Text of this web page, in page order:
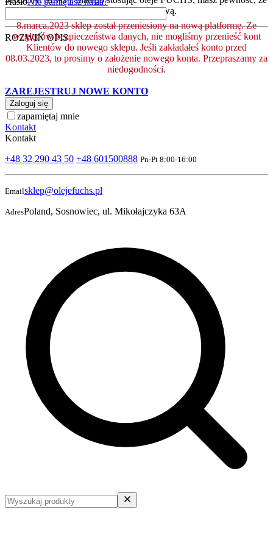
posiadają one jakość co najmniej serwisową.
ROZWIŃ OPIS
8.marca.2023 sklep został przeniesiony na nową platformę. Ze
względów bezpieczeństwa danych, nie mogliśmy przenieść kont
Klientów do nowego sklepu. Jeśli zakładałeś konto przed
08.03.2023, to prosimy o założenie nowego konta. Przepraszamy za
niedogodności.
ZAREJESTRUJ NOWE KONTO
Zaloguj się
zapamiętaj mnie
Kontakt
Kontakt
+48 32 290 43 50 +48 601500888 Pn-Pt 8:00-16:00
Emailsklep@olejefuchs.pl
AdresPoland, Sosnowiec, ul. Mikołajczyka 63A